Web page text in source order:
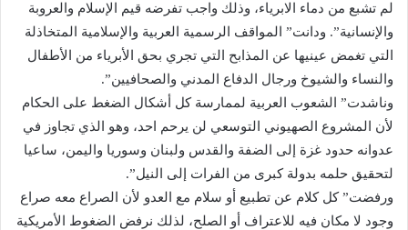
لم تشبع من دماء الابرياء، وذلك واجب تفرضه قيم الإسلام والعروبة
والإنسانية”. ودانت” المواقف الرسمية العربية والإسلامية المتخاذلة
التي تغمض عينيها عن المذابح التي تجري بحق الأبرياء من الأطفال
والنساء والشيوخ ورجال الدفاع المدني والصحافيين”.
وناشدت” الشعوب العربية لممارسة كل أشكال الضغط على الحكام
لأن المشروع الصهيوني التوسعي لن يرحم احد، وهو الذي تجاوز في
عدوانه حدود غزة إلى الضفة والقدس ولبنان وسوريا واليمن، ساعيا
لتحقيق حلمه بدولة كبرى من الفرات إلى النيل”.
ورفضت” كل كلام عن تطبيع أو سلام مع العدو لأن الصراع معه صراع
وجود لا مكان فيه للاعتراف أو الصلح، لذلك نرفض الضغوط الأمريكية